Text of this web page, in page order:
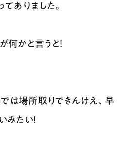
ありました。
何かと言うと！
は場所取りできんけえ、早
みたい！